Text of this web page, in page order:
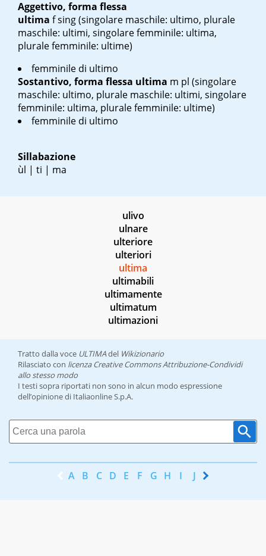
Aggettivo, forma flessa
ultima f sing(singolare maschile: ultimo, plurale
maschile: ultimi, singolare femminile: ultima,
plurale femminile: ultime)
femminile di ultimo
Sostantivo, forma flessa ultima m pl (singolare
maschile: ultimo, plurale maschile: ultimi, singolare
femminile: ultima, plurale femminile: ultime)
femminile di ultimo
Sillabazione
ùl | ti | ma
ulivo
ulnare
ulteriore
ulteriori
ultima
ultimabili
ultimamente
ultimatum
ultimazioni
Tratto dalla voce ULTIMAdel Wikizionario
Rilasciato con licenza Creative Commons Attribuzione-Condividi
allo stesso modo
I testi sopra riportati non sono in alcun modo espressione
dell’opinione di Italiaonline S.p.A.
A B C D E F G H I J K